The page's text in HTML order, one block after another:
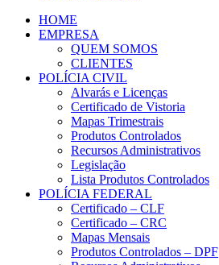
HOME
EMPRESA
QUEM SOMOS
CLIENTES
POLÍCIA CIVIL
Alvarás e Licenças
Certificado de Vistoria
Mapas Trimestrais
Produtos Controlados
Recursos Administrativos
Legislação
Lista Produtos Controlados
POLÍCIA FEDERAL
Certificado – CLF
Certificado – CRC
Mapas Mensais
Produtos Controlados – DPF